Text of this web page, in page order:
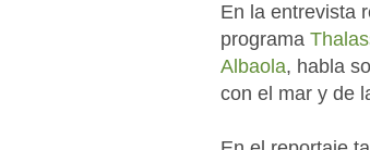
En la entrevista
programa
Albaola, habla
con el mar y de